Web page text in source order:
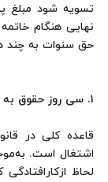
تسویه شود مبلغ
نهایی هنگام
حق سنوات به چند
۱. سی روز حقوق به ازای هرسال اشتغال
قاعده کلی در
لحاظ